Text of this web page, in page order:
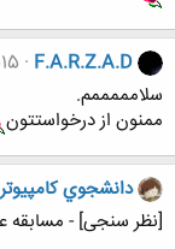
F.A.R.Z.A.D
سلامممممم.
ممنون از درخواستتون
دانشجوي كامپيوتر
[نظر سنجی] - مسابقه